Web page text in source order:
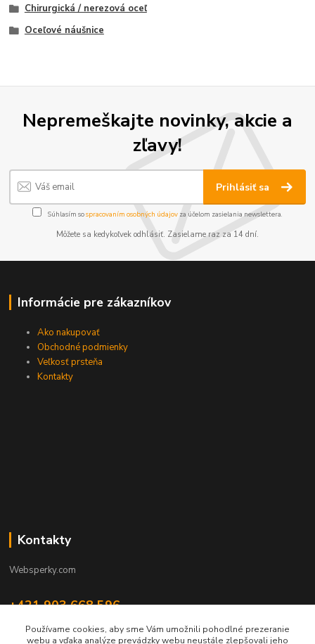
Chirurgická / nerezová oceľ
Oceľové náušnice
Nepremeškajte novinky, akcie a
zľavy!
Prihlásiť sa
Súhlasím sospracovaním osobných údajov za účelom zasielania newslettera.
Môžete sa kedykoľvek odhlásiť. Zasielame raz za 14 dní.
Informácie pre zákazníkov
Ako nakupovať
Obchodné podmienky
Veľkosť prsteňa
Kontakty
Kontakty
Websperky.com
+421 903 668 596
Používame cookies, aby sme Vám umožnili pohodlné prezeranie
webu a vďaka analýze prevádzky webu neustále zlepšovali jeho